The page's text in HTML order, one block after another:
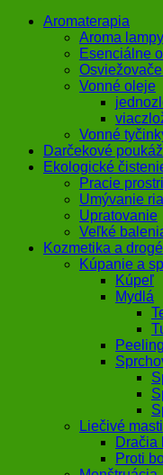
Aromaterapia
Aroma lampy
Esenciálne
Vonné oleje
Vonné
Darčekové
Ekologické
Pracie
Umývanie
Upratovanie
Veľké
Kozmetika a
Kúpanie a
Kúpeľ
Mydlá
Peeling
Liečivé masti
Dračia
Proti